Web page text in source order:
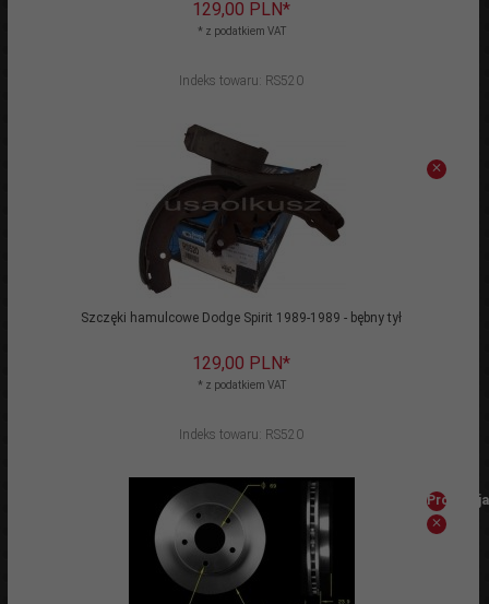
129,00 PLN*
* z podatkiem VAT
Indeks towaru: RS520
Szczęki hamulcowe Dodge Spirit 1989-1989 - bębny tył
129,00 PLN*
* z podatkiem VAT
Indeks towaru: RS520
Promocja